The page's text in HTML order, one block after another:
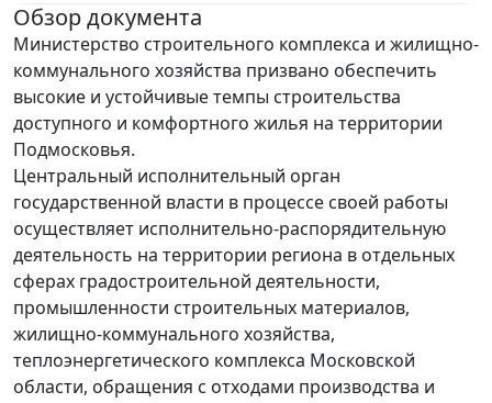
Обзор документа
Министерство строительного комплекса и жилищно-
коммунального хозяйства призвано обеспечить
высокие и устойчивые темпы строительства
доступного и комфортного жилья на территории
Подмосковья.
Центральный исполнительный орган
государственной власти в процессе своей работы
осуществляет исполнительно-распорядительную
деятельность на территории региона в отдельных
сферах градостроительной деятельности,
промышленности строительных материалов,
жилищно-коммунального хозяйства,
теплоэнергетического комплекса Московской
области, обращения с отходами производства и